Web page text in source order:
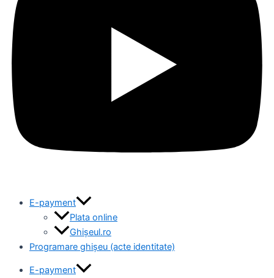
E-payment
Plata online
Ghișeul.ro
Programare ghișeu (acte identitate)
E-payment